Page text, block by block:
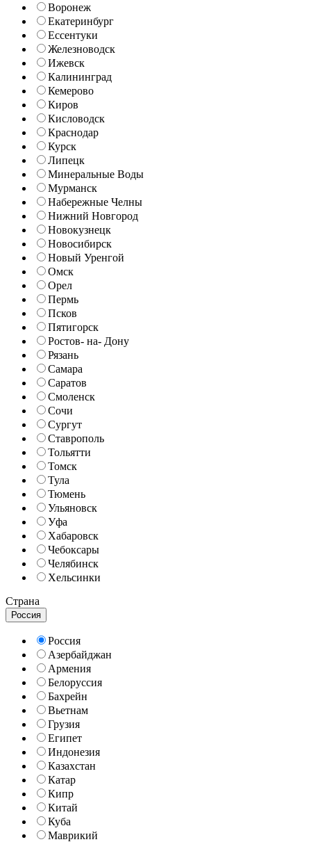
Воронеж
Екатеринбург
Ессентуки
Железноводск
Ижевск
Калининград
Кемерово
Киров
Кисловодск
Краснодар
Курск
Липецк
Минеральные Воды
Мурманск
Набережные Челны
Нижний Новгород
Новокузнецк
Новосибирск
Новый Уренгой
Омск
Орел
Пермь
Псков
Пятигорск
Ростов- на- Дону
Рязань
Самара
Саратов
Смоленск
Сочи
Сургут
Ставрополь
Тольятти
Томск
Тула
Тюмень
Ульяновск
Уфа
Хабаровск
Чебоксары
Челябинск
Хельсинки
Страна
Россия
Россия
Азербайджан
Армения
Белоруссия
Бахрейн
Вьетнам
Грузия
Египет
Индонезия
Казахстан
Катар
Кипр
Китай
Куба
Маврикий